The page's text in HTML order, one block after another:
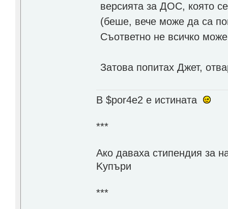
версията за ДОС, която
(беше, вече може да са
Съответно не всичко
Затова попитах Джет,
В $por4e2 e истината
***
Aко даваха стипендия за
Kупъри
***